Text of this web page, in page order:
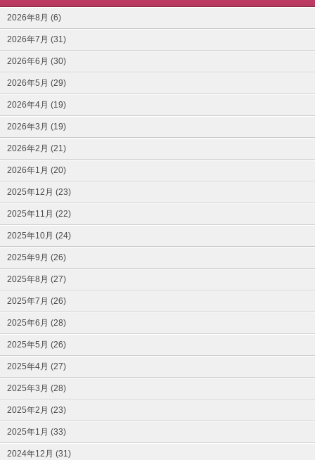
2026年8月 (6)
2026年7月 (31)
2026年6月 (30)
2026年5月 (29)
2026年4月 (19)
2026年3月 (19)
2026年2月 (21)
2026年1月 (20)
2025年12月 (23)
2025年11月 (22)
2025年10月 (24)
2025年9月 (26)
2025年8月 (27)
2025年7月 (26)
2025年6月 (28)
2025年5月 (26)
2025年4月 (27)
2025年3月 (28)
2025年2月 (23)
2025年1月 (33)
2024年12月 (31)